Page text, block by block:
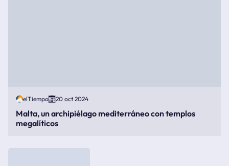
elTiempo 20 oct 2024
Malta, un archipiélago mediterráneo con templos
megalíticos